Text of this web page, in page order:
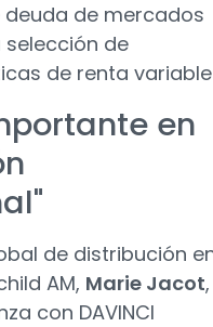
de mercados
de
de renta
en
de distribución
AM, Marie Jacot,
con DAVINCI